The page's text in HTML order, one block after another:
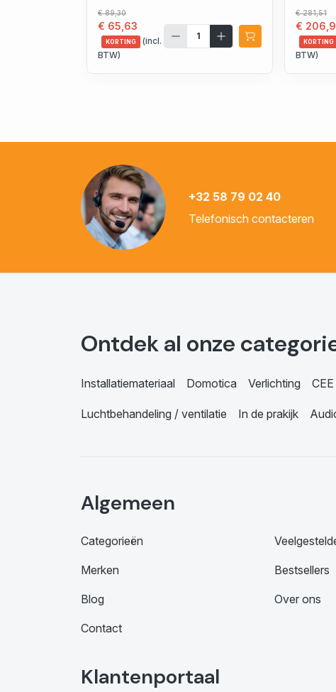
€ 89,30
€ 65,63
KORTING
(incl.
BTW)
€ 281,51
€
KORTING
BTW)
+32 58 79 02 40
Telefonisch contacteren
Ontdek al onze
Installatiemateriaal Domotica Verlichting
Luchtbehandeling / ventilatie In de prakijk
Algemeen
Categorieën
Merken Bestsellers
Blog Over ons
Contact
Klantenportaal